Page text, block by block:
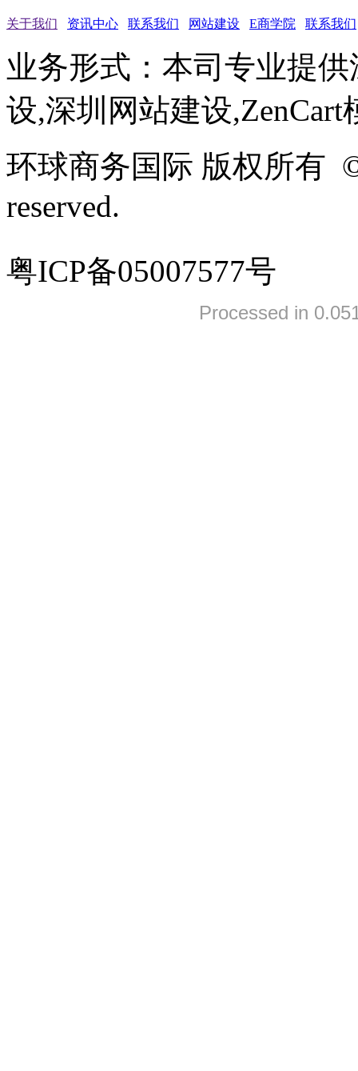
关于我们 资讯中心 联系我们 网站建设 E商学院 联系我们
业务形式：本司专业提
设,深圳网站建设,ZenCart
环球商务国际 版权所有
reserved.
粤ICP备05007577号
Processed in